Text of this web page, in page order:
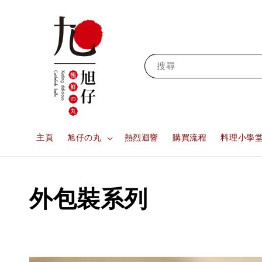
搜尋
主頁 旭仔の丸 熱烈迴響 購買流程 料理小學
外包裝系列